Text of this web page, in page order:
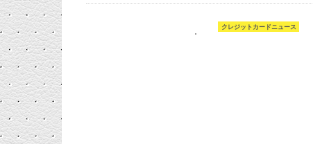
クレジットカードニュース